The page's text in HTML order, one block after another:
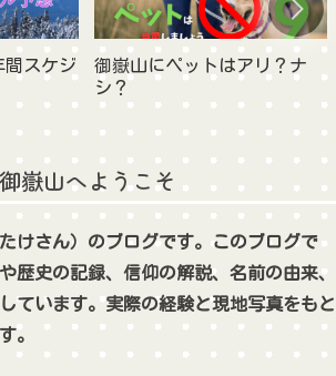
間スケジ
御嶽山にペットはアリ？ナ
シ？
御嶽山へようこそ
けさん）のブログです。このブログで
歴史の記録、信仰の解説、名前の由来、
ています。実際の経験と現地写真をもと
。